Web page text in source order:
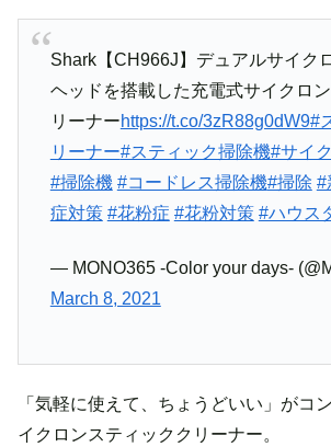
Shark【CH966J】デュアルサイク
ヘッドを搭載した充電式サイクロ
リーナーhttps://t.co/3zR88g0dW9#
リーナー#スティック掃除機#サイ
#掃除機 #コードレス掃除機#掃除 #
症対策 #花粉症 #花粉対策 #ハウス
— MONO365 -Color your days-
March 8, 2021
「気軽に使えて、ちょうどいい」がコ
イクロンスティッククリーナー。